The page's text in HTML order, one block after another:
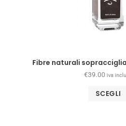
Fibre naturali
€39.00 iva
SCEGLI